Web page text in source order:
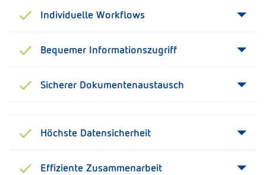
Individuelle Workflows
Bequemer Informationszugriff
Sicherer Dokumentenaustausch
Höchste Datensicherheit
Effiziente Zusammenarbeit